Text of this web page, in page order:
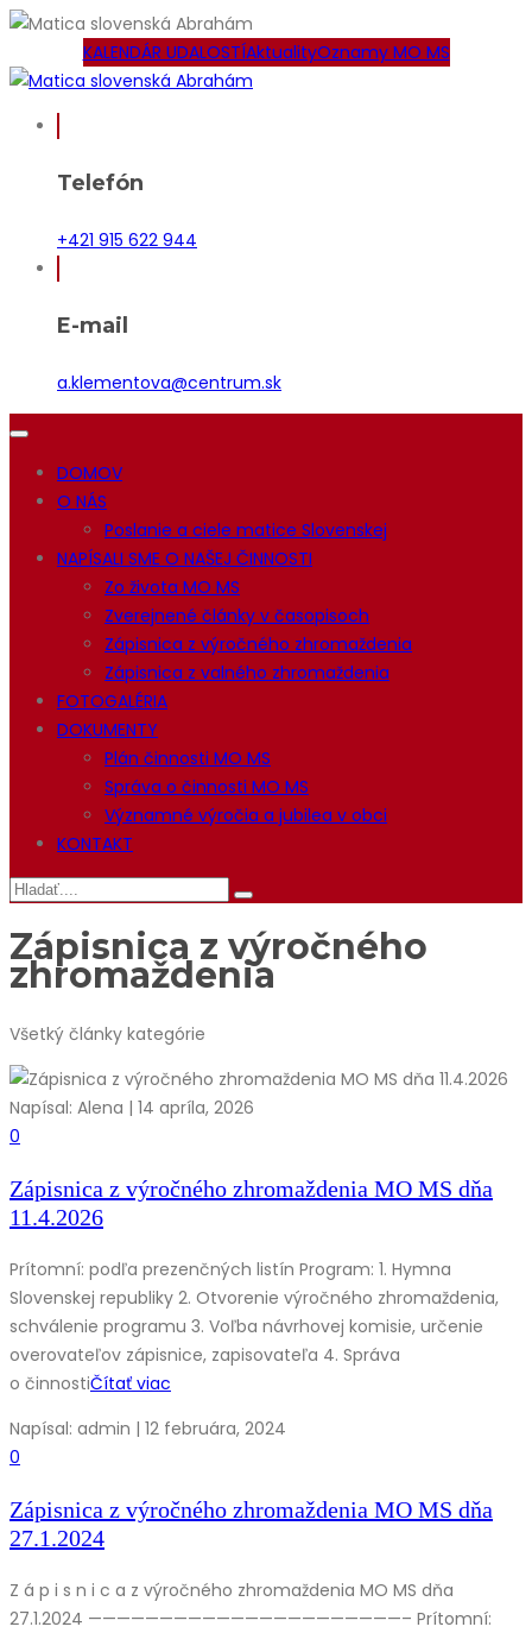
KALENDÁR UDALOSTÍAktualityOznamy MO MS
Telefón
+421 915 622 944
E-mail
a.klementova@centrum.sk
DOMOV
O NÁS
Poslanie a ciele matice Slovenskej
NAPÍSALI SME O NAŠEJ ČINNOSTI
Zo života MO MS
Zverejnené články v časopisoch
Zápisnica z výročného zhromaždenia
Zápisnica z valného zhromaždenia
FOTOGALÉRIA
DOKUMENTY
Plán činnosti MO MS
Správa o činnosti MO MS
Významné výročia a jubilea v obci
KONTAKT
Zápisnica z výročného
zhromaždenia
Všetký články kategórie
Napísal: Alena | 14 apríla, 2026
0
Zápisnica z výročného zhromaždenia MO MS dňa
11.4.2026
Prítomní: podľa prezenčných listín Program: 1. Hymna
Slovenskej republiky 2. Otvorenie výročného zhromaždenia,
schválenie programu 3. Voľba návrhovej komisie, určenie
overovateľov zápisnice, zapisovateľa 4. Správa
o činnostiČítať viac
Napísal: admin | 12 februára, 2024
0
Zápisnica z výročného zhromaždenia MO MS dňa
27.1.2024
Z á p i s n i c a z výročného zhromaždenia MO MS dňa
27.1.2024 ——————————————————————– Prítomní: